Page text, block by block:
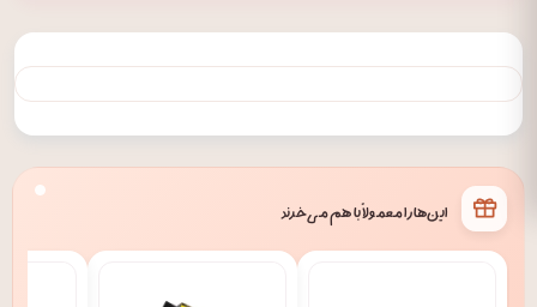
این‌ها را معمولاً با هم می‌خرند